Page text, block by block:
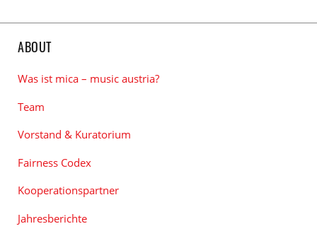
ABOUT
Was ist mica – music austria?
Team
Vorstand & Kuratorium
Fairness Codex
Kooperationspartner
Jahresberichte